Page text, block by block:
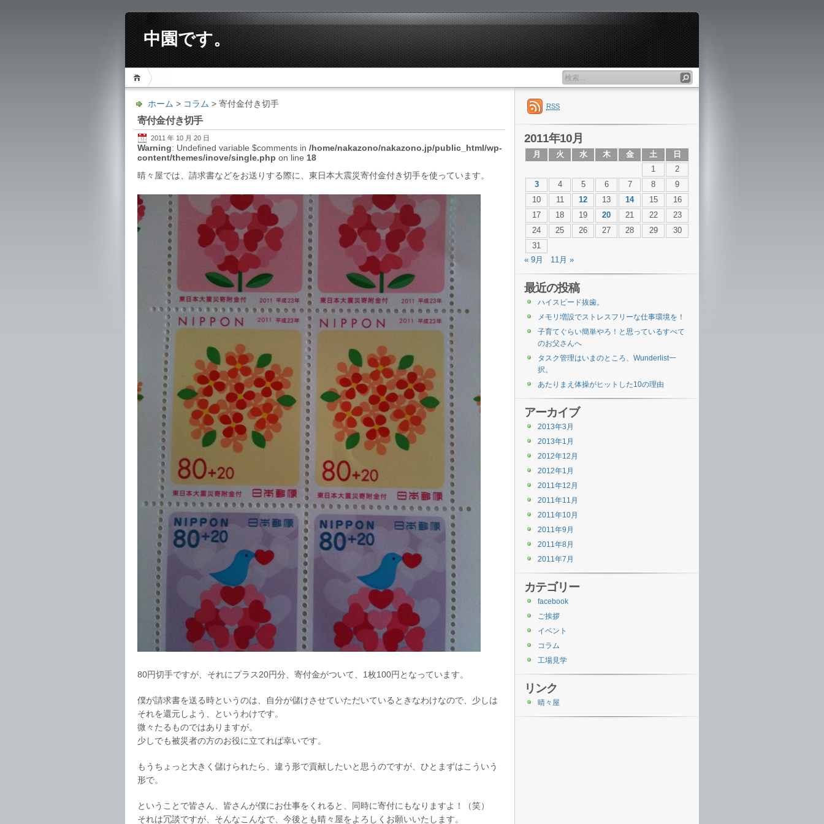
中園です。
ホーム > コラム > 寄付金付き切手
寄付金付き切手
2011 年 10 月 20 日
Warning: Undefined variable $comments in /home/nakazono/nakazono.jp/public_html/wp-
content/themes/inove/single.php on line 18
晴々屋では、請求書などをお送りする際に、東日本大震災寄付金付き切手を使っています。
80円切手ですが、それにプラス20円分、寄付金がついて、1枚100円となっています。
僕が請求書を送る時というのは、自分が儲けさせていただいているときなわけなので、少しは
それを還元しよう、というわけです。
微々たるものではありますが。
少しでも被災者の方のお役に立てれば幸いです。
もうちょっと大きく儲けられたら、違う形で貢献したいと思うのですが、ひとまずはこういう
形で。
ということで皆さん、皆さんが僕にお仕事をくれると、同時に寄付にもなりますよ！（笑）
それは冗談ですが、そんなこんなで、今後とも晴々屋をよろしくお願いいたします。
RSS
2011年10月
月 火 水 木 金 土
日
1
2
3
4 5 6 7 8
9
10
11 12 13 14 15
16
17
18 19 20 21 22
23
24
25 26 27 28 29
30
31
« 9月
11月 »
最近の投稿
ハイスピード抜歯。
メモリ増設でストレスフリーな仕事環境を！
子育てぐらい簡単やろ！と思っているすべて
のお父さんへ
タスク管理はいまのところ、Wunderlist一
択。
あたりまえ体操がヒットした10の理由
アーカイブ
2013年3月
2013年1月
2012年12月
2012年1月
2011年12月
2011年11月
2011年10月
2011年9月
2011年8月
2011年7月
カテゴリー
facebook
ご挨拶
イベント
コラム
工場見学
リンク
晴々屋